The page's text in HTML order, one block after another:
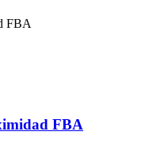
FBA